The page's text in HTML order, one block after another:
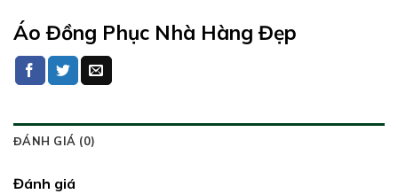
Áo Đồng Phục Nhà Hàng Đẹp
ĐÁNH GIÁ (0)
Đánh giá